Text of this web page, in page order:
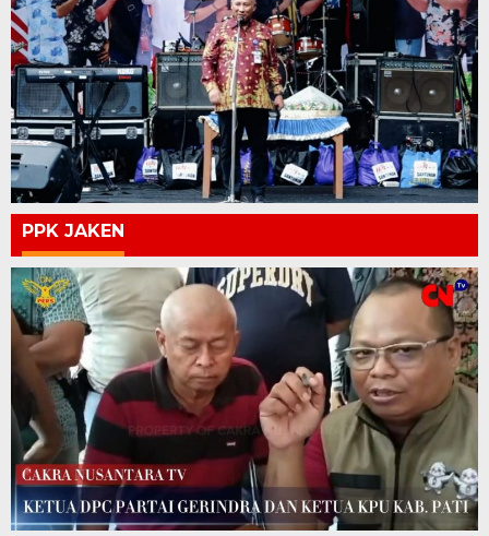
PPK JAKEN